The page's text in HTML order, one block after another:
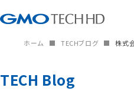
ホーム TECHブログ 株式
TECH Blog